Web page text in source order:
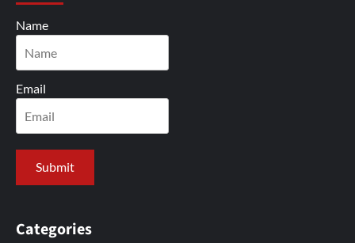
Name
Email
Categories